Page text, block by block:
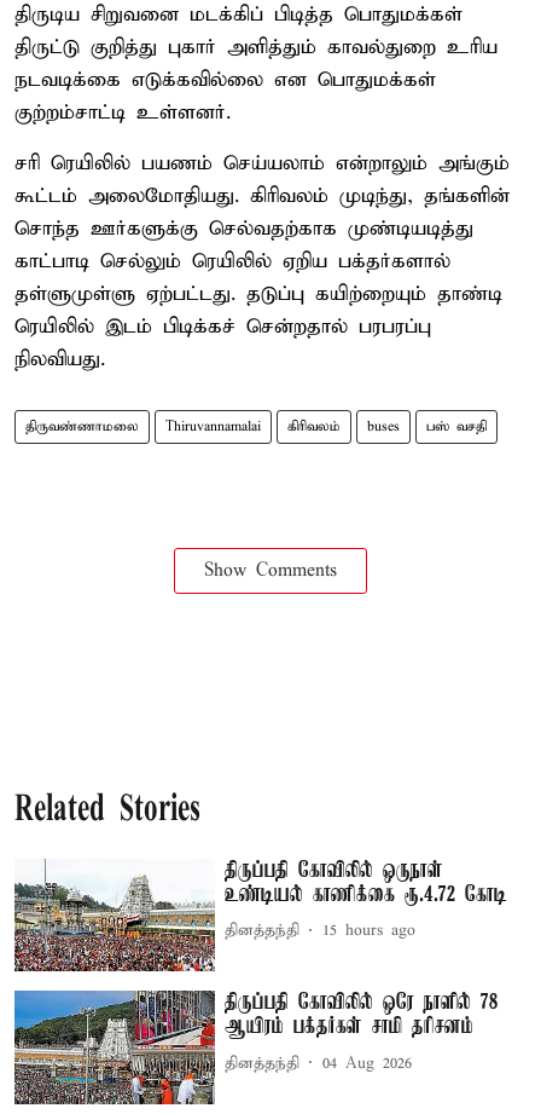
திருடிய சிறுவனை மடக்கிப் பிடித்த பொதுமக்கள்
திருட்டு குறித்து புகார் அளித்தும் காவல்துறை உரிய
நடவடிக்கை எடுக்கவில்லை என பொதுமக்கள்
குற்றம்சாட்டி உள்ளனர்.
சரி ரெயிலில் பயணம் செய்யலாம் என்றாலும் அங்கும்
கூட்டம் அலைமோதியது. கிரிவலம் முடிந்து, தங்களின்
சொந்த ஊர்களுக்கு செல்வதற்காக முண்டியடித்து
காட்பாடி செல்லும் ரெயிலில் ஏறிய பக்தர்களால்
தள்ளுமுள்ளு ஏற்பட்டது. தடுப்பு கயிற்றையும் தாண்டி
ரெயிலில் இடம் பிடிக்கச் சென்றதால் பரபரப்பு
நிலவியது.
திருவண்ணாமலை Thiruvannamalai கிரிவலம் buses பஸ் வசதி
Show Comments
Related Stories
திருப்பதி கோவிலில் ஒருநாள்
உண்டியல் காணிக்கை ரூ.4.72 கோடி
தினத்தந்தி 15 hours ago
திருப்பதி கோவிலில் ஒரே நாளில் 78
ஆயிரம் பக்தர்கள் சாமி தரிசனம்
தினத்தந்தி 04 Aug 2026